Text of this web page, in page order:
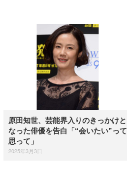
原田知世、芸能界入りのきっかけと
なった俳優を告白「“会いたい”って
思って」
2025年3月3日